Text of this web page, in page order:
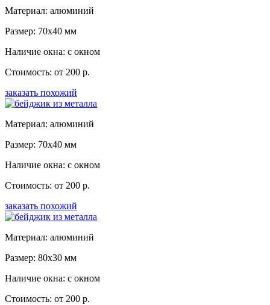
Материал: алюминий
Размер: 70x40 мм
Наличие окна: с окном
Стоимость: от 200 р.
заказать похожий
Материал: алюминий
Размер: 70x40 мм
Наличие окна: с окном
Стоимость: от 200 р.
заказать похожий
Материал: алюминий
Размер: 80x30 мм
Наличие окна: с окном
Стоимость: от 200 р.